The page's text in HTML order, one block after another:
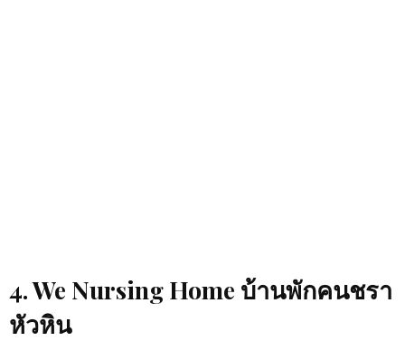
4. We Nursing Home บ้านพักคนชรา
หัวหิน